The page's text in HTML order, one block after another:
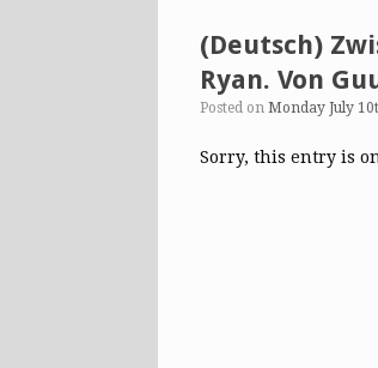
(Deutsch)
Ryan. Von
Posted on Monday July
Sorry, this entry is